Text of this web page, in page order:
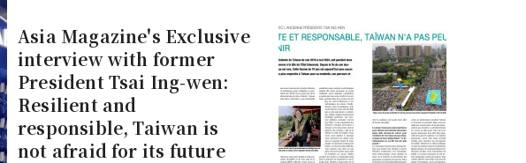
Asia Magazine's Exclusive
interview with former
President Tsai Ing-wen:
Resilient and
responsible, Taiwan is
not afraid for its future